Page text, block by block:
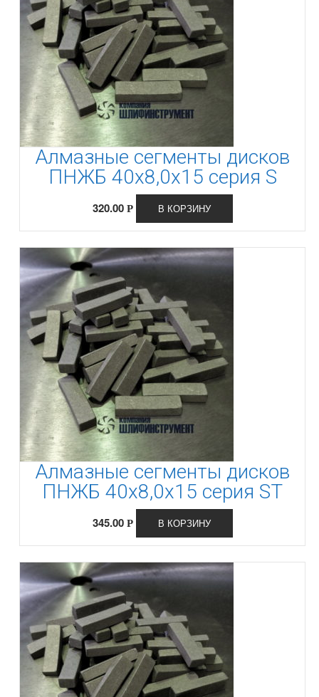
Алмазные сегменты дисков
ПНЖБ 40х8,0х15 серия S
320.00 Р В КОРЗИНУ
Алмазные сегменты дисков
ПНЖБ 40х8,0х15 серия SТ
345.00 Р В КОРЗИНУ